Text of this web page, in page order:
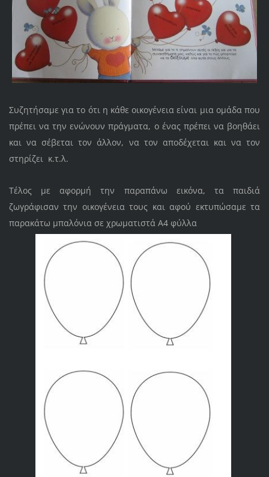
Συζητήσαμε για το ότι η κάθε οικογένεια είναι μια ομάδα που
πρέπει να την ενώνουν πράγματα, ο ένας πρέπει να βοηθάει
και να σέβεται τον άλλον, να τον αποδέχεται και να τον
στηρίζει κ.τ.λ.
Τέλος με αφορμή την παραπάνω εικόνα, τα παιδιά
ζωγράφισαν την οικογένεια τους και αφού εκτυπώσαμε τα
παρακάτω μπαλόνια σε χρωματιστά Α4 φύλλα